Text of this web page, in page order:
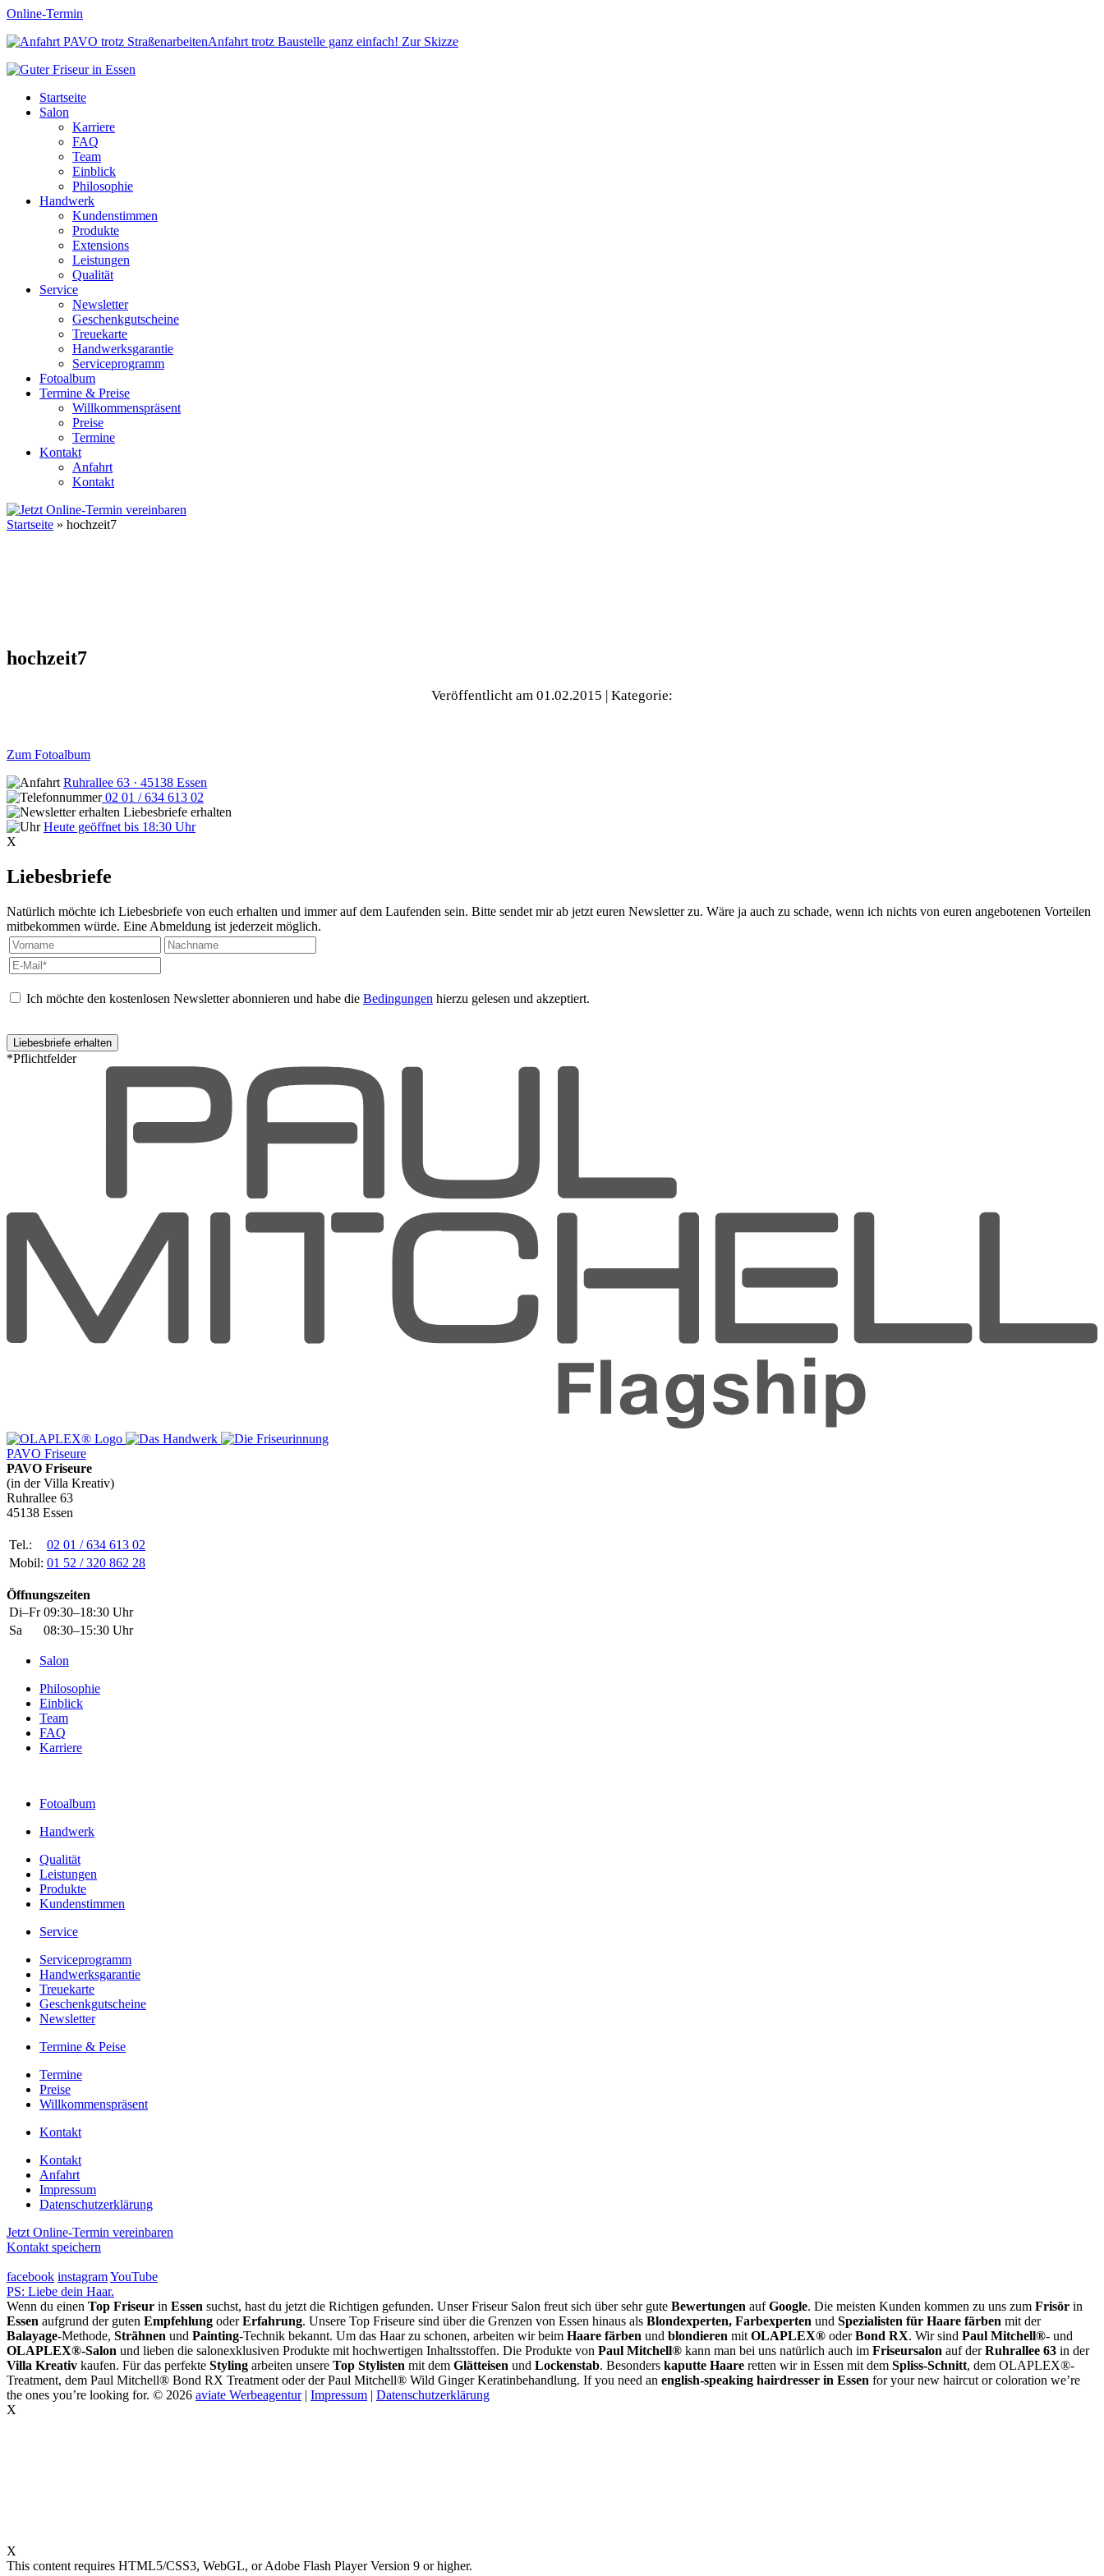
Online-Termin
Anfahrt trotz Baustelle ganz einfach! Zur Skizze
Startseite
Salon
Karriere
FAQ
Team
Einblick
Philosophie
Handwerk
Kundenstimmen
Produkte
Extensions
Leistungen
Qualität
Service
Newsletter
Geschenkgutscheine
Treuekarte
Handwerksgarantie
Serviceprogramm
Fotoalbum
Termine & Preise
Willkommenspräsent
Preise
Termine
Kontakt
Anfahrt
Kontakt
Startseite » hochzeit7
hochzeit7
Veröffentlicht am 01.02.2015 | Kategorie:
Zum Fotoalbum
Ruhrallee 63 · 45138 Essen
02 01 / 634 613 02
Liebesbriefe erhalten
Heute geöffnet bis 18:30 Uhr
X
Liebesbriefe
Natürlich möchte ich Liebesbriefe von euch erhalten und immer auf dem Laufenden sein. Bitte sendet mir ab jetzt euren Newsletter zu. Wäre ja auch zu schade, wenn ich nichts von euren angebotenen Vorteilen
mitbekommen würde. Eine Abmeldung ist jederzeit möglich.
Ich möchte den kostenlosen Newsletter abonnieren und habe die Bedingungen hierzu gelesen und akzeptiert.
*Pflichtfelder
PAVO Friseure
PAVO Friseure
(in der Villa Kreativ)
Ruhrallee 63
45138 Essen
Tel.:
02 01 / 634 613 02
Mobil: 01 52 / 320 862 28
Öffnungszeiten
Di–Fr 09:30–18:30 Uhr
Sa
08:30–15:30 Uhr
Salon
Philosophie
Einblick
Team
FAQ
Karriere
Fotoalbum
Handwerk
Qualität
Leistungen
Produkte
Kundenstimmen
Service
Serviceprogramm
Handwerksgarantie
Treuekarte
Geschenkgutscheine
Newsletter
Termine & Peise
Termine
Preise
Willkommenspräsent
Kontakt
Kontakt
Anfahrt
Impressum
Datenschutzerklärung
Jetzt Online-Termin vereinbaren
Kontakt speichern
facebook instagramYouTube
PS: Liebe dein Haar.
Wenn du einen Top Friseur in Essen suchst, hast du jetzt die Richtigen gefunden. Unser Friseur Salon freut sich über sehr gute Bewertungen aufGoogle. Die meisten Kunden kommen zu uns zum Frisör in
Essen aufgrund der guten Empfehlung oderErfahrung. Unsere Top Friseure sind über die Grenzen von Essen hinaus als Blondexperten, Farbexperten und Spezialisten für Haare färben mit der
Balayage-Methode, Strähnen und Painting-Technik bekannt. Um das Haar zu schonen, arbeiten wir beim Haare färben und blondieren mit OLAPLEX® oderBond RX. Wir sind Paul Mitchell®- und
OLAPLEX®-Salon und lieben die salonexklusiven Produkte mit hochwertigen Inhaltsstoffen. Die Produkte von Paul Mitchell® kann man bei uns natürlich auch im Friseursalon auf derRuhrallee 63 in der
Villa Kreativ kaufen. Für das perfekte Styling arbeiten unsere Top Stylisten mit dem Glätteisen und Lockenstab. Besonders kaputte Haare retten wir in Essen mit dem Spliss-Schnitt, dem OLAPLEX®-
Treatment, dem Paul Mitchell® Bond RX Treatment oder der Paul Mitchell® Wild Ginger Keratinbehandlung. If you need an english-speaking hairdresser in Essen for your new haircut or coloration we’re
the ones you’re looking for. © 2026 aviate Werbeagentur| Impressum | Datenschutzerklärung
X
X
This content requires HTML5/CSS3, WebGL, or Adobe Flash Player Version 9 or higher.